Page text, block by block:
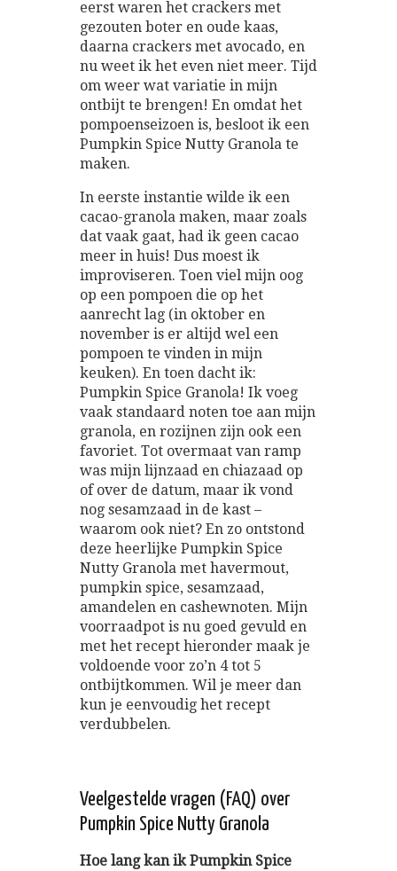
eerst waren het crackers met
gezouten boter en oude kaas,
daarna crackers met avocado, en
nu weet ik het even niet meer. Tijd
om weer wat variatie in mijn
ontbijt te brengen! En omdat het
pompoenseizoen is, besloot ik een
Pumpkin Spice Nutty Granola te
maken.
In eerste instantie wilde ik een
cacao-granola maken, maar zoals
dat vaak gaat, had ik geen cacao
meer in huis! Dus moest ik
improviseren. Toen viel mijn oog
op een pompoen die op het
aanrecht lag (in oktober en
november is er altijd wel een
pompoen te vinden in mijn
keuken). En toen dacht ik:
Pumpkin Spice Granola! Ik voeg
vaak standaard noten toe aan mijn
granola, en rozijnen zijn ook een
favoriet. Tot overmaat van ramp
was mijn lijnzaad en chiazaad op
of over de datum, maar ik vond
nog sesamzaad in de kast –
waarom ook niet? En zo ontstond
deze heerlijke Pumpkin Spice
Nutty Granola met havermout,
pumpkin spice, sesamzaad,
amandelen en cashewnoten. Mijn
voorraadpot is nu goed gevuld en
met het recept hieronder maak je
voldoende voor zo’n 4 tot 5
ontbijtkommen. Wil je meer dan
kun je eenvoudig het recept
verdubbelen.
Veelgestelde vragen (FAQ) over
Pumpkin Spice Nutty Granola
Hoe lang kan ik Pumpkin Spice